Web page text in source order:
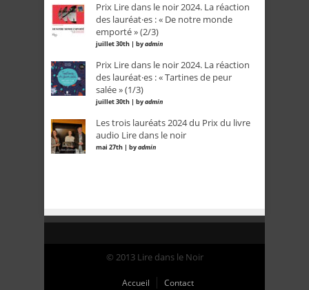
Prix Lire dans le noir 2024. La réaction
des lauréat·es : « De notre monde
emporté » (2/3)
juillet 30th | byadmin
Prix Lire dans le noir 2024. La réaction
des lauréat·es : « Tartines de peur
salée » (1/3)
juillet 30th | byadmin
Les trois lauréats 2024 du Prix du livre
audio Lire dans le noir
mai 27th | byadmin
© 2013 Lire dans le Noir
Accueil Contact